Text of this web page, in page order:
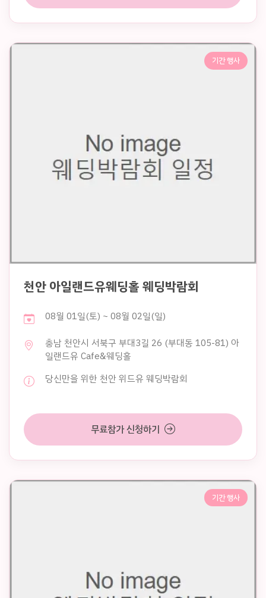
기간 행사
천안 아일랜드유웨딩홀 웨딩박람회
08월 01일(토) ~ 08월 02일(일)
충남 천안시 서북구 부대3길 26 (부대동 105-81) 아
일랜드유 Cafe&웨딩홀
당신만을 위한 천안 위드유 웨딩박람회
무료참가 신청하기
기간 행사